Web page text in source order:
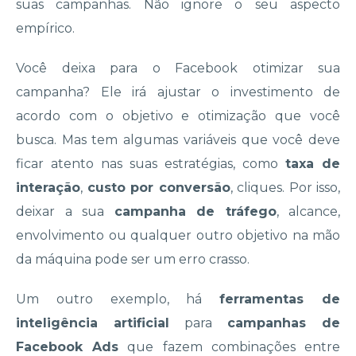
suas campanhas. Não ignore o seu aspecto
empírico.
Você deixa para o Facebook otimizar sua
campanha? Ele irá ajustar o investimento de
acordo com o objetivo e otimização que você
busca. Mas tem algumas variáveis que você deve
ficar atento nas suas estratégias, como taxa de
interação, custo por conversão, cliques. Por isso,
deixar a sua campanha de tráfego, alcance,
envolvimento ou qualquer outro objetivo na mão
da máquina pode ser um erro crasso.
Um outro exemplo, háferramentas de
inteligência artificial para campanhas de
Facebook Ads que fazem combinações entre